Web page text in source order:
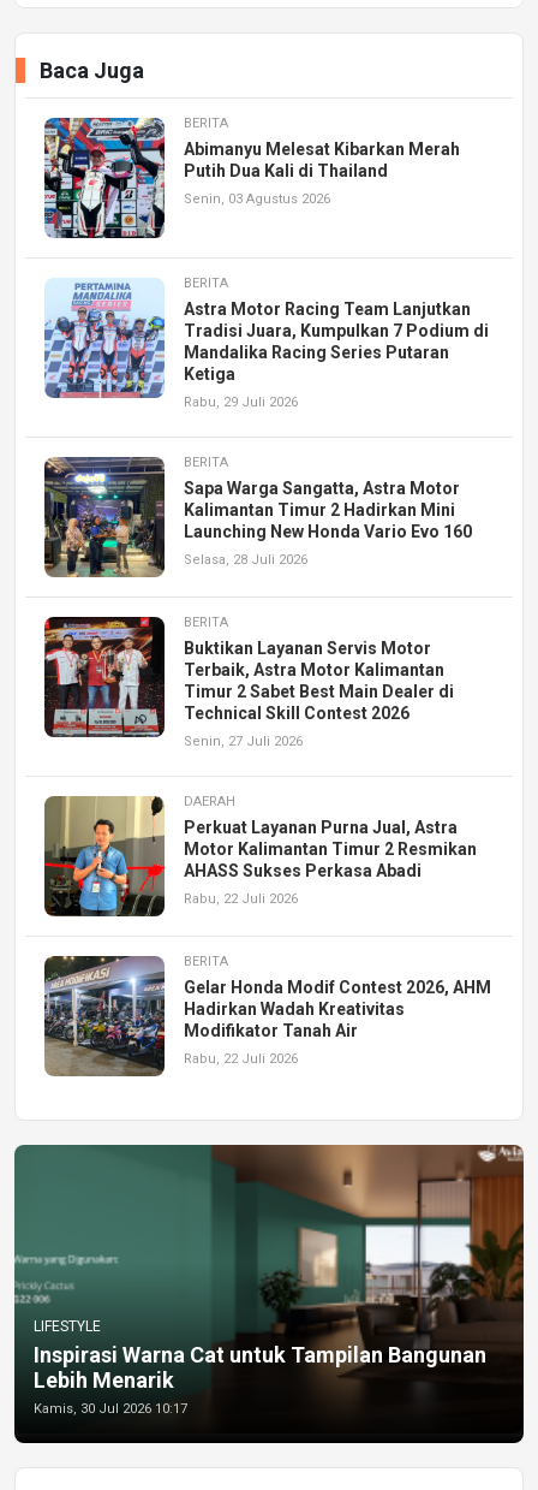
Baca Juga
BERITA
Abimanyu Melesat Kibarkan Merah
Putih Dua Kali di Thailand
Senin, 03 Agustus 2026
BERITA
Astra Motor Racing Team Lanjutkan
Tradisi Juara, Kumpulkan 7 Podium di
Mandalika Racing Series Putaran
Ketiga
Rabu, 29 Juli 2026
BERITA
Sapa Warga Sangatta, Astra Motor
Kalimantan Timur 2 Hadirkan Mini
Launching New Honda Vario Evo 160
Selasa, 28 Juli 2026
BERITA
Buktikan Layanan Servis Motor
Terbaik, Astra Motor Kalimantan
Timur 2 Sabet Best Main Dealer di
Technical Skill Contest 2026
Senin, 27 Juli 2026
DAERAH
Perkuat Layanan Purna Jual, Astra
Motor Kalimantan Timur 2 Resmikan
AHASS Sukses Perkasa Abadi
Rabu, 22 Juli 2026
BERITA
Gelar Honda Modif Contest 2026, AHM
Hadirkan Wadah Kreativitas
Modifikator Tanah Air
Rabu, 22 Juli 2026
LIFESTYLE
Inspirasi Warna Cat untuk Tampilan Bangunan
Lebih Menarik
Kamis, 30 Jul 2026 10:17